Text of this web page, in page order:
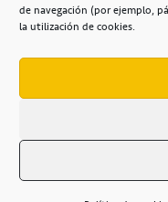
de navegación (por ejemplo,
la utilización de cookies.
+34 922
Casa del
POLÍTICA DE
AVISO